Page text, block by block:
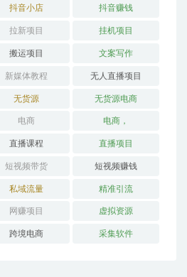
抖音小店 抖音赚钱
拉新项目 挂机项目
搬运项目 文案写作
新媒体教程 无人直播项目
无货源 无货源电商
电商 电商，
直播课程 直播项目
短视频带货 短视频赚钱
私域流量 精准引流
网赚项目 虚拟资源
跨境电商 采集软件